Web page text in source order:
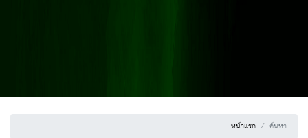
หน้าแรก ค้นหา